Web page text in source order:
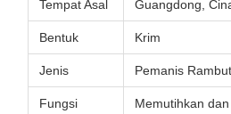
Tempat Asal Guangdong,
Bentuk Krim
Jenis Pemanis
Fungsi Memutihkan